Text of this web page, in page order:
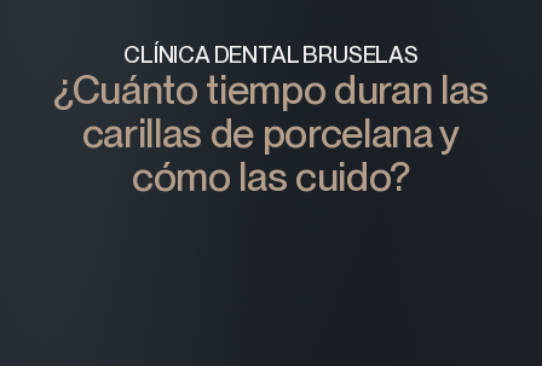
CLÍNICA DENTAL BRUSELAS
¿Cuánto tiempo duran las
carillas de porcelana y
cómo las cuido?